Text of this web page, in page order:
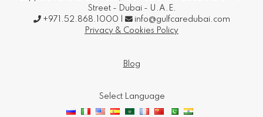
Follow Us
Body from Dubai | Repatriation From Dubai | Repatriation From
Uae | Repatriation Human Remains | Burial And Cremation |
Funeral Services | Funeral Services Dubai | Funeral Services From